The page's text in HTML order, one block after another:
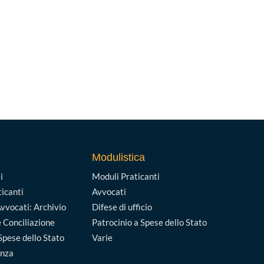
Archivio
Conciliazione
dello Stato
Modulistica
Moduli Praticanti
Avvocati
Difese di ufficio
Patrocinio a Spese dello Stato
Varie